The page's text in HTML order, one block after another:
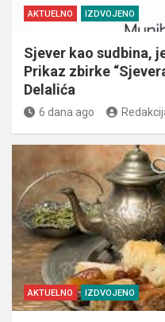
AKTUELNO IZDVOJENO
Sjever kao sudbina,
Prikaz zbirke
Delalića
6 dana ago
AKTUELNO IZDVOJENO